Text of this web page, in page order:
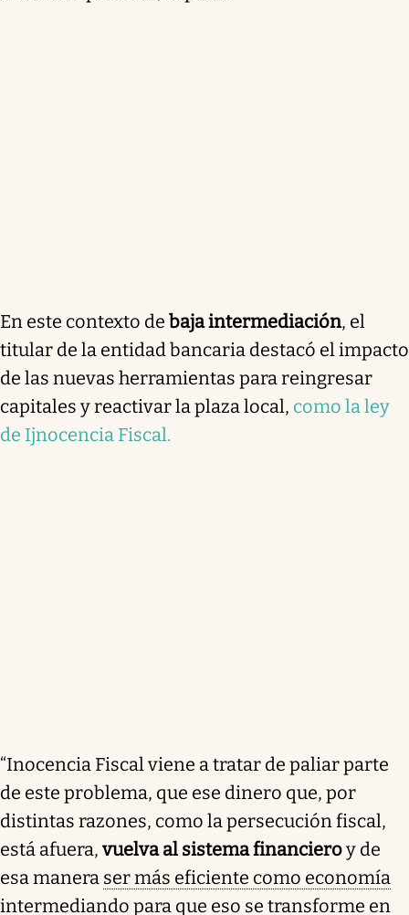
En este contexto de baja intermediación, el
titular de la entidad bancaria destacó el impacto
de las nuevas herramientas para reingresar
capitales y reactivar la plaza local, como la ley
de Ijnocencia Fiscal.
“Inocencia Fiscal viene a tratar de paliar parte
de este problema, que ese dinero que, por
distintas razones, como la persecución fiscal,
está afuera,vuelva al sistema financieroy de
esa manera ser más eficiente como economía
intermediando para que eso se transforme en